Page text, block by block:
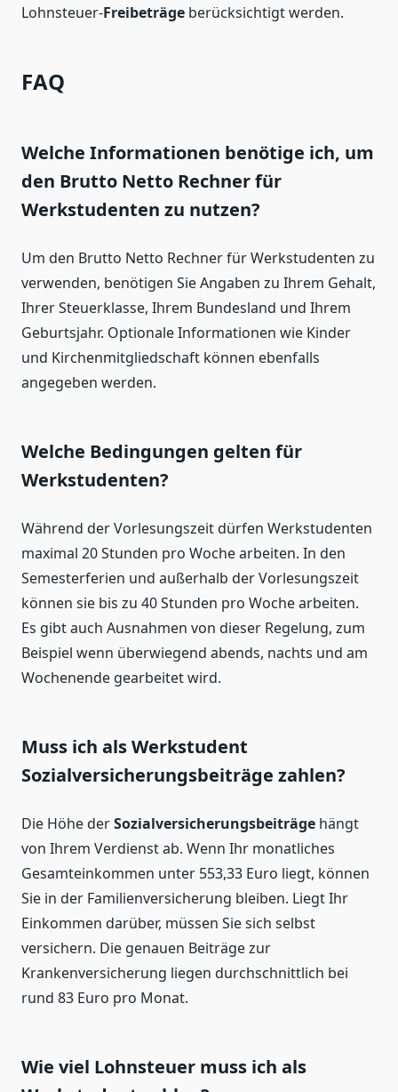
Lohnsteuer-Freibeträge berücksichtigt werden.
FAQ
Welche Informationen benötige ich, um
den Brutto Netto Rechner für
Werkstudenten zu nutzen?
Um den Brutto Netto Rechner für Werkstudenten zu
verwenden, benötigen Sie Angaben zu Ihrem Gehalt,
Ihrer Steuerklasse, Ihrem Bundesland und Ihrem
Geburtsjahr. Optionale Informationen wie Kinder
und Kirchenmitgliedschaft können ebenfalls
angegeben werden.
Welche Bedingungen gelten für
Werkstudenten?
Während der Vorlesungszeit dürfen Werkstudenten
maximal 20 Stunden pro Woche arbeiten. In den
Semesterferien und außerhalb der Vorlesungszeit
können sie bis zu 40 Stunden pro Woche arbeiten.
Es gibt auch Ausnahmen von dieser Regelung, zum
Beispiel wenn überwiegend abends, nachts und am
Wochenende gearbeitet wird.
Muss ich als Werkstudent
Sozialversicherungsbeiträge zahlen?
Die Höhe derSozialversicherungsbeiträge hängt
von Ihrem Verdienst ab. Wenn Ihr monatliches
Gesamteinkommen unter 553,33 Euro liegt, können
Sie in der Familienversicherung bleiben. Liegt Ihr
Einkommen darüber, müssen Sie sich selbst
versichern. Die genauen Beiträge zur
Krankenversicherung liegen durchschnittlich bei
rund 83 Euro pro Monat.
Wie viel Lohnsteuer muss ich als